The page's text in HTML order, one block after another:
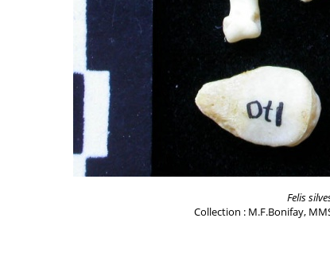
Felis
Collection : M.F.Bonifay,